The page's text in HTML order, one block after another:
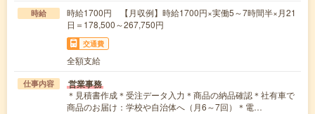
時給
時給1700円 【月収例】時給1700円×実働5～7時間半×月21
日＝178,500～267,750円
交通費
全額支給
仕事内容 営業事務
＊見積書作成＊受注データ入力＊商品の納品確認＊社有車で
商品のお届け：学校や自治体へ（月6～7回）＊電…